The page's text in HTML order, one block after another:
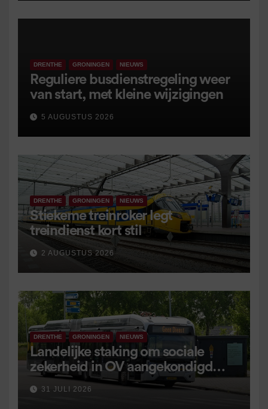
DRENTHE GRONINGEN NIEUWS
Reguliere busdienstregeling weer
van start, met kleine wijzigingen
5 AUGUSTUS 2026
DRENTHE GRONINGEN NIEUWS
Stiekeme treinroker legt
treindienst kort stil
2 AUGUSTUS 2026
DRENTHE GRONINGEN NIEUWS
Landelijke staking om sociale
zekerheid in OV aangekondigd
voor 9 september
31 JULI 2026